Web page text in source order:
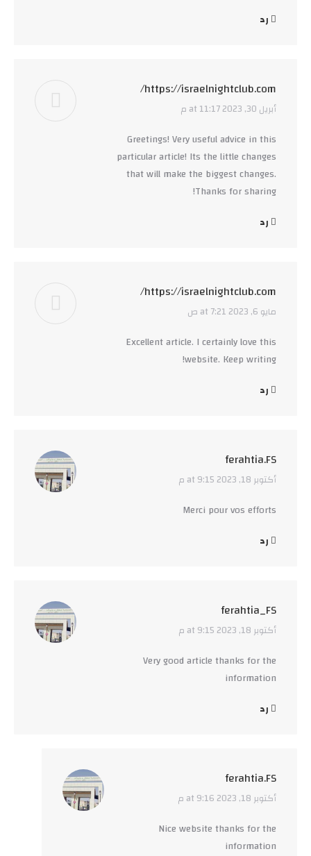
رد
https://israelnightclub.com/
says:
أبريل 30, 2023 at 11:17 م
Greetings! Very useful advice in this
particular article! Its the little changes
that will make the biggest changes.
Thanks for sharing!
رد
https://israelnightclub.com/
says:
مايو 6, 2023 at 7:21 ص
Excellent article. I certainly love this
website. Keep writing!
رد
ferahtia.FS
says:
أكتوبر 18, 2023 at 9:15 م
Merci pour vos efforts
رد
ferahtia_FS
says:
أكتوبر 18, 2023 at 9:15 م
Very good article thanks for the
information
رد
ferahtia.FS
says:
أكتوبر 18, 2023 at 9:16 م
Nice website thanks for the
information